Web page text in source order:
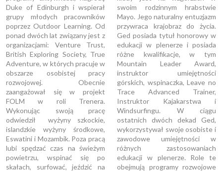
Duke of Edinburgh i wspierał
grupy młodych pracowników
poprzez Outdoor Learning. Od
ponad dwóch lat związany jest z
organizacjami: Venture Trust,
British Exploring Society, True
Adventure, w których pracuje w
obszarze osobistej pracy
rozwojowej. Obecnie
zaangażował się w projekt
FOLM w roli Trenera.
Wykonując swoją pracę
odwiedził wyżyny szkockie,
islandzkie wyżyny środkowe,
Eswatini i Mozambik. Poza pracą
lubi spędzać czas na świeżym
powietrzu, wspinać się po
skałach, surfować, jeździć na
swoim rodzinnym hrabstwie
Mayo. Jego naturalny entuzjazm
przywraca krajobraz do życia.
Ged posiada tytuł honorowy w
edukacji w plenerze i posiada
różne kwalifikacje, w tym
Mountain Leader Award,
instruktor umiejętności
górskich, wspinaczka, Leave no
Trace Advanced Trainer,
Instruktor Kajakarstwa i
Windsurfingu. W ciągu
ostatnich dwóch dekad Ged,
wykorzystywał swoje osobiste i
zawodowe umiejętności w
różnych zastosowaniach
edukacji w plenerze. Role te
obejmują programy rozwojowe